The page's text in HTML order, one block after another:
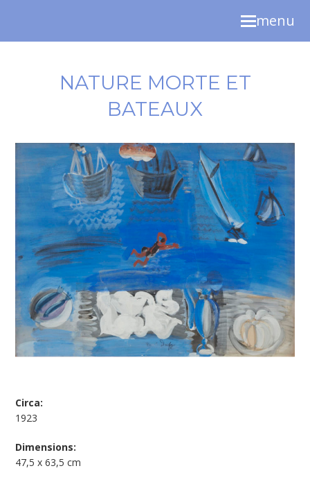
menu
NATURE MORTE ET
BATEAUX
Circa:
1923
Dimensions:
47,5 x 63,5 cm